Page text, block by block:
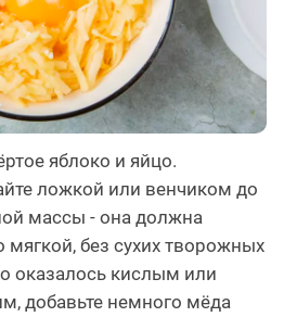
яблоко и яйцо.
ложкой или венчиком до
массы - она должна
мягкой, без сухих творожных
оказалось кислым или
добавьте немного мёда